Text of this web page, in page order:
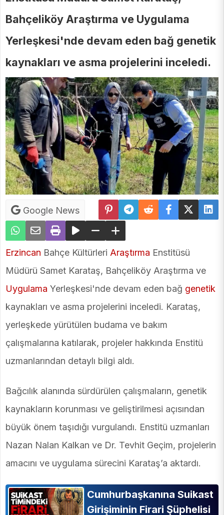
Bahçeliköy Araştırma ve Uygulama
Yerleşkesi'nde devam eden bağ genetik
kaynakları ve asma projelerini inceledi.
Google News
Erzincan Bahçe Kültürleri Araştırma Enstitüsü
Müdürü Samet Karataş, Bahçeliköy Araştırma ve
Uygulama Yerleşkesi'nde devam eden bağ genetik
kaynakları ve asma projelerini inceledi. Karataş,
yerleşkede yürütülen budama ve bakım
çalışmalarına katılarak, projeler hakkında Enstitü
uzmanlarından detaylı bilgi aldı.
Bağcılık alanında sürdürülen çalışmaların, genetik
kaynakların korunması ve geliştirilmesi açısından
büyük önem taşıdığı vurgulandı. Enstitü uzmanları
Nazan Nalan Kalkan ve Dr. Tevhit Geçim, projelerin
amacını ve uygulama sürecini Karataş’a aktardı.
Cumhurbaşkanına Suikast
Girişiminin Firari Şüphelisi